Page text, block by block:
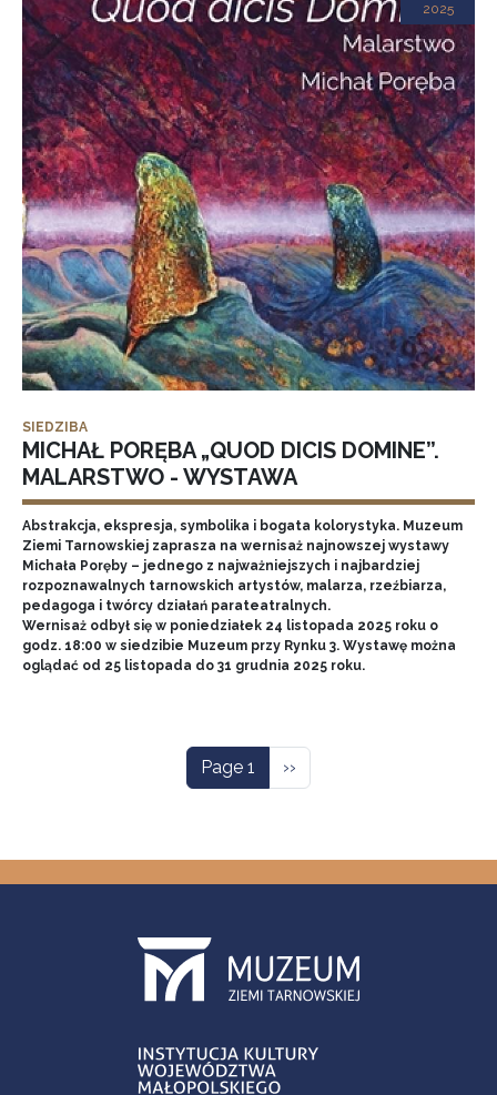
2025
SIEDZIBA
MICHAŁ PORĘBA „QUOD DICIS DOMINE”.
MALARSTWO - WYSTAWA
Abstrakcja, ekspresja, symbolika i bogata kolorystyka. Muzeum
Ziemi Tarnowskiej zaprasza na wernisaż najnowszej wystawy
Michała Poręby – jednego z najważniejszych i najbardziej
rozpoznawalnych tarnowskich artystów, malarza, rzeźbiarza,
pedagoga i twórcy działań parateatralnych.
Wernisaż odbył się w poniedziałek 24 listopada 2025 roku o
godz. 18:00 w siedzibie Muzeum przy Rynku 3. Wystawę można
oglądać od 25 listopada do 31 grudnia 2025 roku.
Page 1 Next page
››